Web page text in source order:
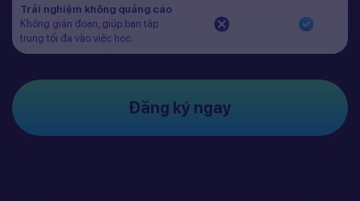
Trải nghiệm không quảng cáo
Không gián đoạn, giúp bạn tập
trung tối đa vào việc học.
Đăng ký ngay